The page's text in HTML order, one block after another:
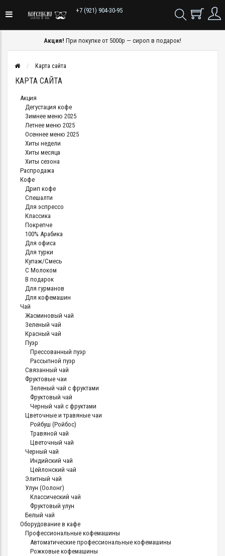
+7 (921) 904-30-95
Акция! При покупке от 5000р — сироп в подарок!
Карта сайта
КАРТА САЙТА
Акция
Дегустация кофе
Зимнее меню 2025
Летнее меню 2025
Осеннее меню 2025
Хиты недели
Хиты месяца
Хиты сезона
Распродажа
Кофе
Дрип кофе
Спешалти
Для эспрессо
Классика
Покрепче
100% Арабика
Для офиса
Для турки
Купаж/Смесь
С Молоком
В подарок
Для гурманов
Для кофемашин
Чай
Жасминовый чай
Зеленый чай
Красный чай
Пуэр
Прессованный пуэр
Рассыпной пуэр
Связанный чай
Фруктовые чаи
Зеленый чай с фруктами
Фруктовый чай
Черный чай с фруктами
Цветочные и травяные чаи
Ройбуш (Ройбос)
Травяной чай
Цветочный чай
Черный чай
Индийский чай
Цейлонский чай
Элитный чай
Улун (Оолонг)
Классический чай
Фруктовый улун
Белый чай
Оборудование в кафе
Профессиональные кофемашины
Автоматические профессиональные кофемашины
Рожковые кофемашины